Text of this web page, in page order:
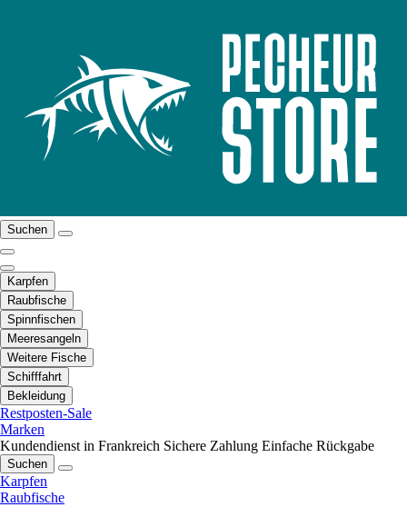
Suchen
Karpfen
Raubfische
Spinnfischen
Meeresangeln
Weitere Fische
Schifffahrt
Bekleidung
Restposten-Sale
Marken
Kundendienst in Frankreich Sichere Zahlung Einfache Rückgabe
Suchen
Karpfen
Raubfische